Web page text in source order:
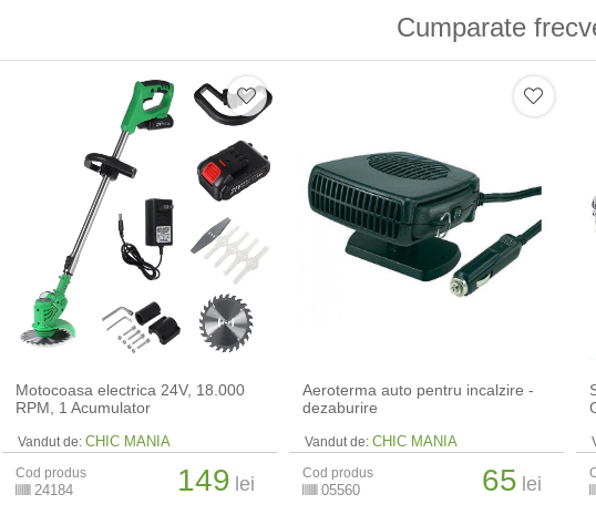
Cumparate
Motocoasa electrica 24V, 18.000
RPM, 1 Acumulator
Vandut de: CHIC MANIA
Cod produs
24184 149 lei
Aeroterma auto pentru incalzire -
dezaburire
Vandut de: CHIC MANIA
Cod produs
05560 65 lei